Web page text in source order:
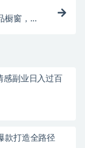
橱窗，
感副业日入过百
款打造全路径